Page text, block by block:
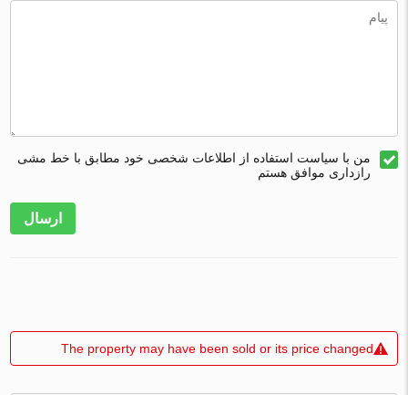
من با سیاست استفاده از اطلاعات شخصی خود مطابق با خط مشی
رازداری موافق هستم
ارسال
The property may have been sold or its price changed